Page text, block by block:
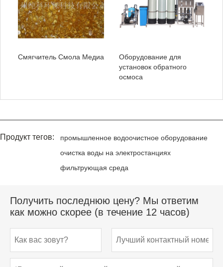
Смягчитель Смола Медиа
Оборудование для
установок обратного
осмоса
Продукт тегов:
промышленное водоочистное оборудование
очистка воды на электростанциях
фильтрующая среда
Получить последнюю цену? Мы ответим
как можно скорее (в течение 12 часов)